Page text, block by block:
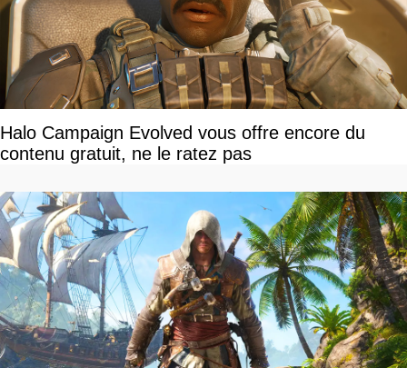
Halo Campaign Evolved vous offre encore du
contenu gratuit, ne le ratez pas